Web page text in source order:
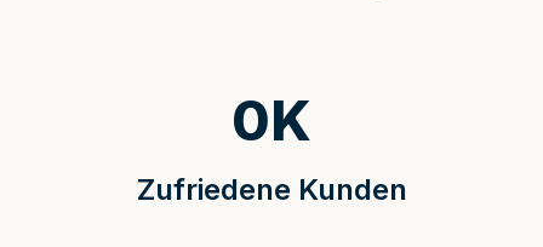
Zufriedene Kunden
0K